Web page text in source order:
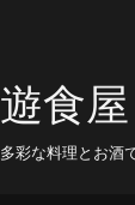
遊食
多彩な料理とお酒